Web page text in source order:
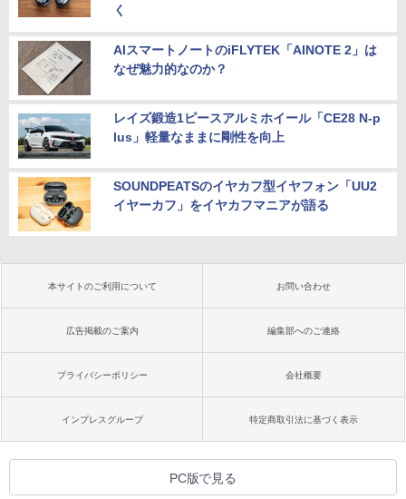
く
AIスマートノートのiFLYTEK「AINOTE 2」は
なぜ魅力的なのか？
レイズ鍛造1ピースアルミホイール「CE28 N-p
lus」軽量なままに剛性を向上
SOUNDPEATSのイヤカフ型イヤフォン「UU2
イヤーカフ」をイヤカフマニアが語る
本サイトのご利用について お問い合わせ
広告掲載のご案内 編集部へのご連絡
プライバシーポリシー 会社概要
インプレスグループ 特定商取引法に基づく表示
PC版で見る